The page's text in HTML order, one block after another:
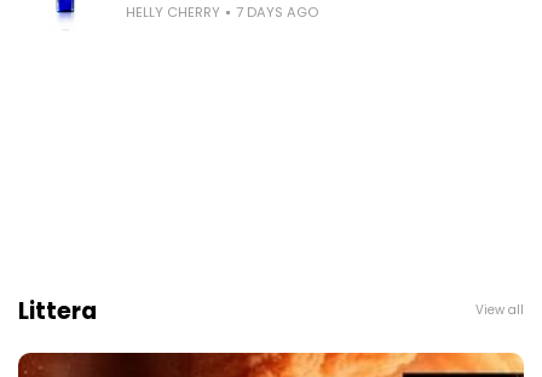
HELLY CHERRY 7 DAYS AGO
Littera View all